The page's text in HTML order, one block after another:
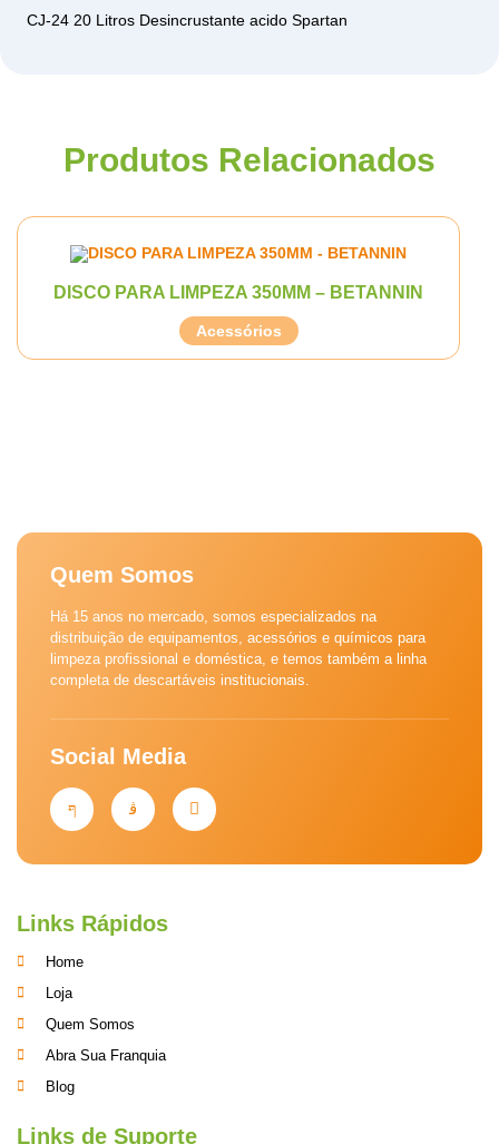
CJ-24 20 Litros Desincrustante acido Spartan
Produtos Relacionados
DISCO PARA LIMPEZA 350MM – BETANNIN
Acessórios
Quem Somos
Há 15 anos no mercado, somos especializados na
distribuição de equipamentos, acessórios e químicos para
limpeza profissional e doméstica, e temos também a linha
completa de descartáveis institucionais.
Social Media
Links Rápidos
Home
Loja
Quem Somos
Abra Sua Franquia
Blog
Links de Suporte